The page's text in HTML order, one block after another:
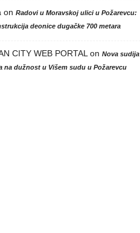
on Radovi u Moravskoj ulici u Požarevcu:
deonice dugačke 700 metara
CITY WEB PORTAL on Nova sudija
na dužnost u Višem sudu u Požarevcu